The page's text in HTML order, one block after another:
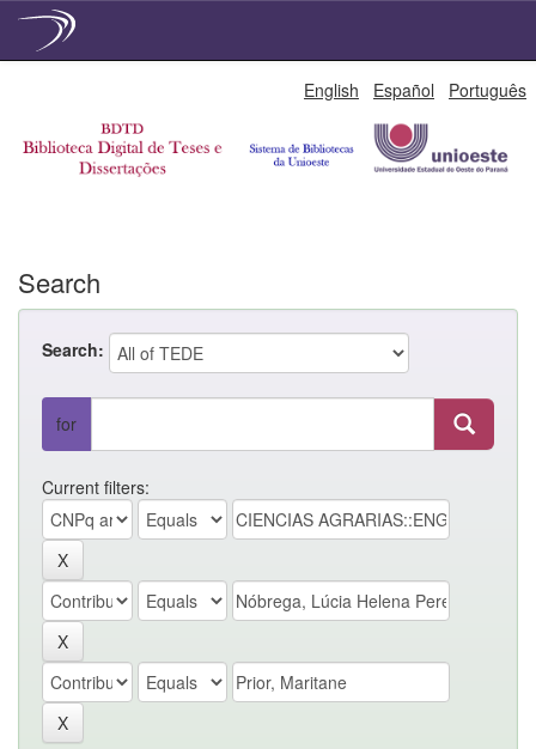
English Español Português
Search
Search:
for
Current filters: